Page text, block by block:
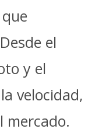
el
y el
velocidad,
mercado.